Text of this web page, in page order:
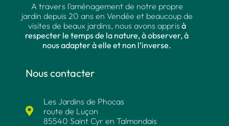
A travers l’aménagement de notre propre
jardin depuis 20 ans en Vendée et beaucoup de
visites de beaux jardins, nous avons appris à
respecter le temps de la nature, à observer, à
nous adapter à elle et non l’inverse.
Nous contacter
Les Jardins de Phocas
route de Luçon
85540 Saint Cyr en Talmondais